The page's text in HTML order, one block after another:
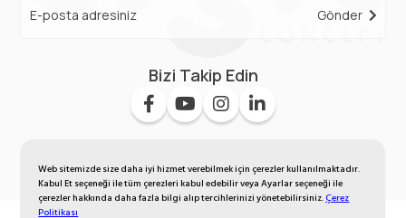
Web sitemizde size daha iyi hizmet verebilmek için çerezler kullanılmaktadır.
Kabul Et seçeneği ile tüm çerezleri kabul edebilir veya Ayarlar seçeneği ile
çerezler hakkında daha fazla bilgi alıp tercihlerinizi yönetebilirsiniz.Çerez
Politikası
Gönder
Bizi Takip Edin